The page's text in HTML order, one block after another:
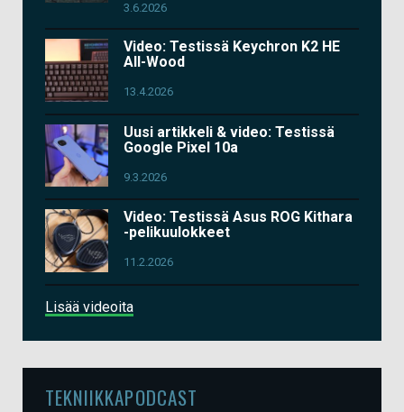
3.6.2026
Video: Testissä Keychron K2 HE
All-Wood
13.4.2026
Uusi artikkeli & video: Testissä
Google Pixel 10a
9.3.2026
Video: Testissä Asus ROG Kithara
-pelikuulokkeet
11.2.2026
Lisää videoita
TEKNIIKKAPODCAST